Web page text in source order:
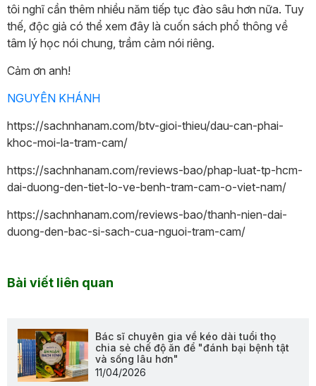
tôi nghĩ cần thêm nhiều năm tiếp tục đào sâu hơn nữa. Tuy
thế, độc giả có thể xem đây là cuốn sách phổ thông về
tâm lý học nói chung, trầm cảm nói riêng.
Cảm ơn anh!
NGUYÊN KHÁNH
https://sachnhanam.com/btv-gioi-thieu/dau-can-phai-
khoc-moi-la-tram-cam/
https://sachnhanam.com/reviews-bao/phap-luat-tp-hcm-
dai-duong-den-tiet-lo-ve-benh-tram-cam-o-viet-nam/
https://sachnhanam.com/reviews-bao/thanh-nien-dai-
duong-den-bac-si-sach-cua-nguoi-tram-cam/
Bài viết liên quan
Bác sĩ chuyên gia về kéo dài tuổi thọ
chia sẻ chế độ ăn để "đánh bại bệnh tật
và sống lâu hơn"
11/04/2026